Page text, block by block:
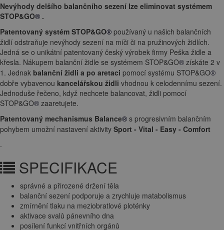
Nevýhody delšího balančního sezení lze eliminovat systémem
STOP&GO® .
Patentovaný systém STOP&GO® používaný u našich balančních
židlí odstraňuje nevýhody sezení na míči či na pružinových židlích.
Jedná se o unikátní patentovaný český výrobek firmy Peška židle a
křesla. Nákupem balanční židle se systémem STOP&GO® získáte 2 v
1. Jednak balanční židli a po aretaci pomocí systému STOP&GO®
dobře vybavenou kancelářskou židli vhodnou k celodennímu sezení.
Jednoduše řečeno, když nechcete balancovat, židli pomocí
STOP&GO® zaaretujete.
Patentovaný mechanismus Balance® s progresivním balančním
pohybem umožní nastavení aktivity Sport - Vital - Easy - Comfort
.
SPECIFIKACE
správné a přirozené držení těla
balanční sezení podporuje a zrychluje matabolismus
zmírnění tlaku na meziobratlové ploténky
aktivace svalů pánevního dna
posílení funkcí vnitřních orgánů